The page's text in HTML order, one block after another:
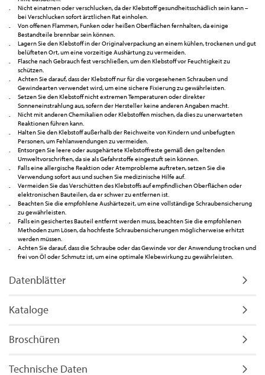
Nicht einatmen oder verschlucken, da der Klebstoff gesundheitsschädlich sein kann –
bei Verschlucken sofort ärztlichen Rat einholen.
Von offenen Flammen, Funken oder heißen Oberflächen fernhalten, da einige
Bestandteile brennbar sein können.
Lagern Sie den Klebstoff in der Originalverpackung an einem kühlen, trockenen und gut
belüfteten Ort, um eine vorzeitige Aushärtung zu vermeiden.
Flasche nach Gebrauch fest verschließen, um den Klebstoff vor Feuchtigkeit zu
schützen.
Achten Sie darauf, dass der Klebstoff nur für die vorgesehenen Schrauben und
Gewindearten verwendet wird, um eine sichere Fixierung zu gewährleisten.
Setzen Sie den Klebstoff nicht extremen Temperaturen oder direkter
Sonneneinstrahlung aus, sofern der Hersteller keine anderen Angaben macht.
Nicht mit anderen Chemikalien oder Klebstoffen mischen, da dies zu unerwarteten
Reaktionen führen kann.
Halten Sie den Klebstoff außerhalb der Reichweite von Kindern und unbefugten
Personen, um Fehlanwendungen zu vermeiden.
Entsorgen Sie leere oder ausgehärtete Klebstoffreste gemäß den geltenden
Umweltvorschriften, da sie als Gefahrstoffe eingestuft sein können.
Falls eine allergische Reaktion oder Atemprobleme auftreten, setzen Sie die
Verwendung sofort aus und suchen Sie medizinische Hilfe auf.
Vermeiden Sie das Verschütten des Klebstoffs auf empfindlichen Oberflächen oder
elektronischen Bauteilen, da er schwer zu entfernen ist.
Beachten Sie die empfohlene Aushärtezeit, um eine vollständige Schraubensicherung
zu gewährleisten.
Falls ein gesichertes Bauteil entfernt werden muss, beachten Sie die empfohlenen
Methoden zum Lösen, da hochfeste Schraubensicherungen möglicherweise erhitzt
werden müssen.
Achten Sie darauf, dass die Schraube oder das Gewinde vor der Anwendung trocken und
frei von Öl oder Schmutz ist, um eine optimale Klebewirkung zu gewährleisten.
Datenblätter
Kataloge
Broschüren
Technische Daten